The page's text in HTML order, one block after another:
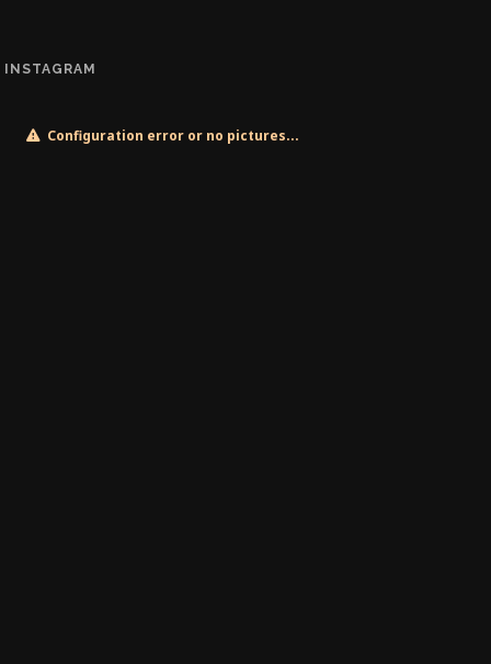
INSTAGRAM
Configuration error or no pictures...